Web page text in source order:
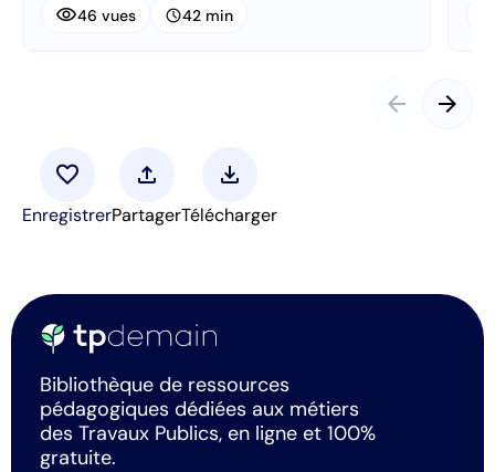
visibility46 vues schedule42 min
arrow_back arrow_forward
favorite
Enregistrer
upload
Partager
download
Télécharger
Bibliothèque de ressources
pédagogiques dédiées aux métiers
des Travaux Publics, en ligne et 100%
gratuite.